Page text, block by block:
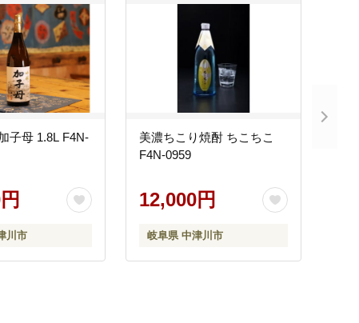
子母 1.8L F4N-
川市
美濃ちこり焼酎 ちこちこ
F4N-0959
12,000円
岐阜県 中津川市